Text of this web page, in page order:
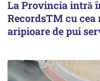
La Provincia intră
RecordsTM cu
aripioare de pui